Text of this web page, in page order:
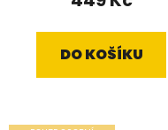
DO KOŠÍKU